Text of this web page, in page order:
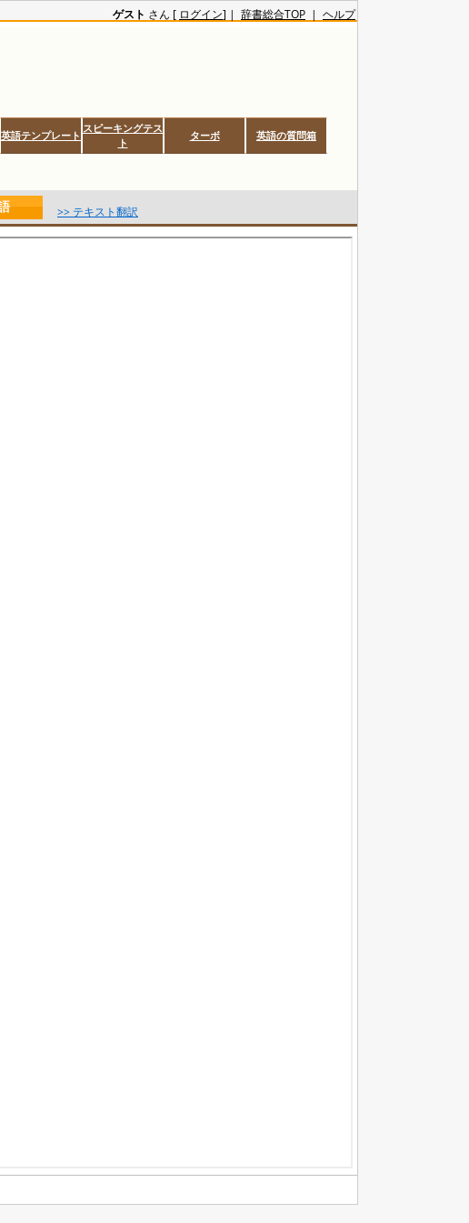
ゲスト さん [ ログイン] | 辞書総合TOP | ヘルプ
英語テンプレート
スピーキングテス
ト
ターボ 英語の質問箱
>> テキスト翻訳